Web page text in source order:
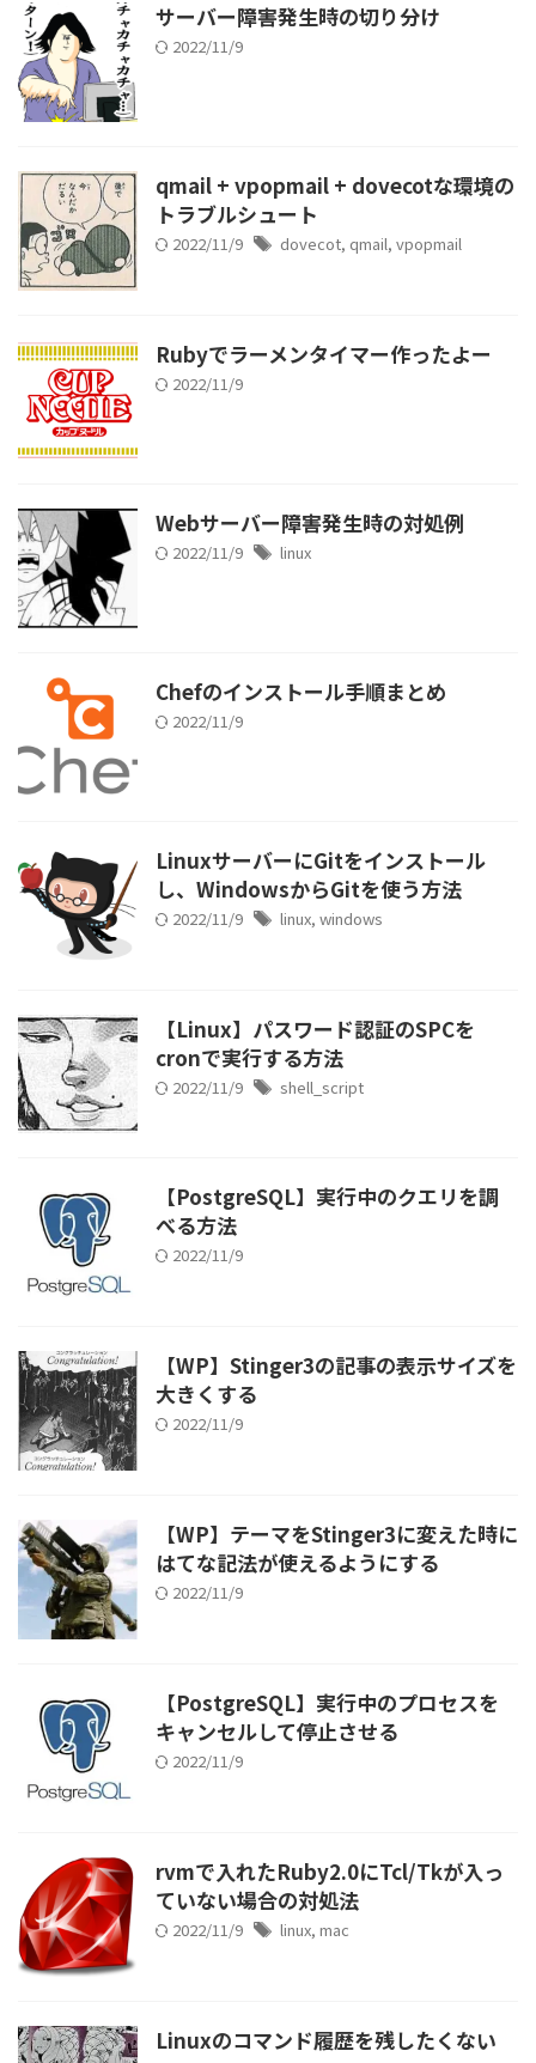
サーバー障害発生時の切り分け
2022/11/9
qmail + vpopmail + dovecotな環境の
トラブルシュート
2022/11/9 dovecot, qmail, vpopmail
Rubyでラーメンタイマー作ったよー
2022/11/9
Webサーバー障害発生時の対処例
2022/11/9 linux
Chefのインストール手順まとめ
2022/11/9
LinuxサーバーにGitをインストール
し、WindowsからGitを使う方法
2022/11/9 linux, windows
【Linux】パスワード認証のSPCを
cronで実行する方法
2022/11/9 shell_script
【PostgreSQL】実行中のクエリを調
べる方法
2022/11/9
【WP】Stinger3の記事の表示サイズを
大きくする
2022/11/9
【WP】テーマをStinger3に変えた時に
はてな記法が使えるようにする
2022/11/9
【PostgreSQL】実行中のプロセスを
キャンセルして停止させる
2022/11/9
rvmで入れたRuby2.0にTcl/Tkが入っ
ていない場合の対処法
2022/11/9 linux, mac
Linuxのコマンド履歴を残したくない